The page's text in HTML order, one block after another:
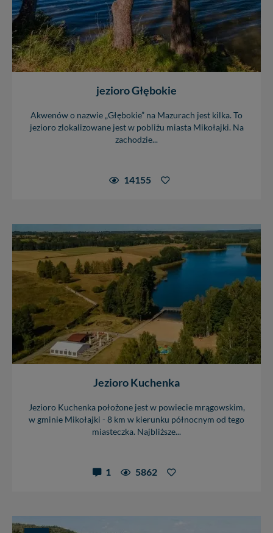
jezioro Głębokie
Akwenów o nazwie „Głębokie” na Mazurach jest kilka. To
jezioro zlokalizowane jest w pobliżu miasta Mikołajki. Na
zachodzie...
14155
Jezioro Kuchenka
Jezioro Kuchenka położone jest w powiecie mrągowskim,
w gminie Mikołajki - 8 km w kierunku północnym od tego
miasteczka. Najbliższe...
1 5862
cookies. Twoja przeglądarka umożliwia Ci skasowanie
tych plików - w pewnych przypadkach nie możemy tego
zrobić za Ciebie.
Dziękujemy, i życzmy miłego odkrywania Mazur na
nowo...